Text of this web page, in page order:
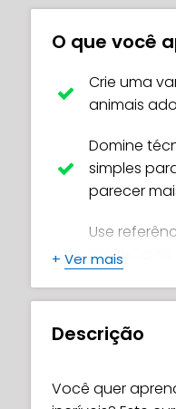
O que você
Crie uma
animais
Domine
simples
parecer
Use
precisão as
expressem
Técnicas
+ Ver mais
Descrição
Você quer